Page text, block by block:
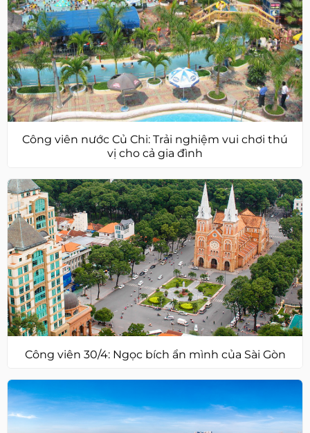
Công viên nước Củ Chi: Trải nghiệm vui chơi thú
vị cho cả gia đình
Công viên 30/4: Ngọc bích ẩn mình của Sài Gòn